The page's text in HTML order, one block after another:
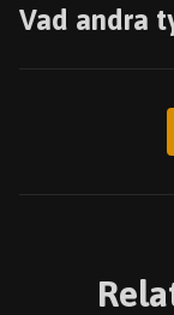
Vad andra